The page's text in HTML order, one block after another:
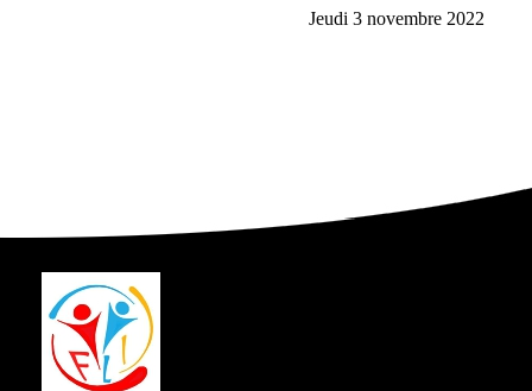
Jeudi 3 novembre 2022